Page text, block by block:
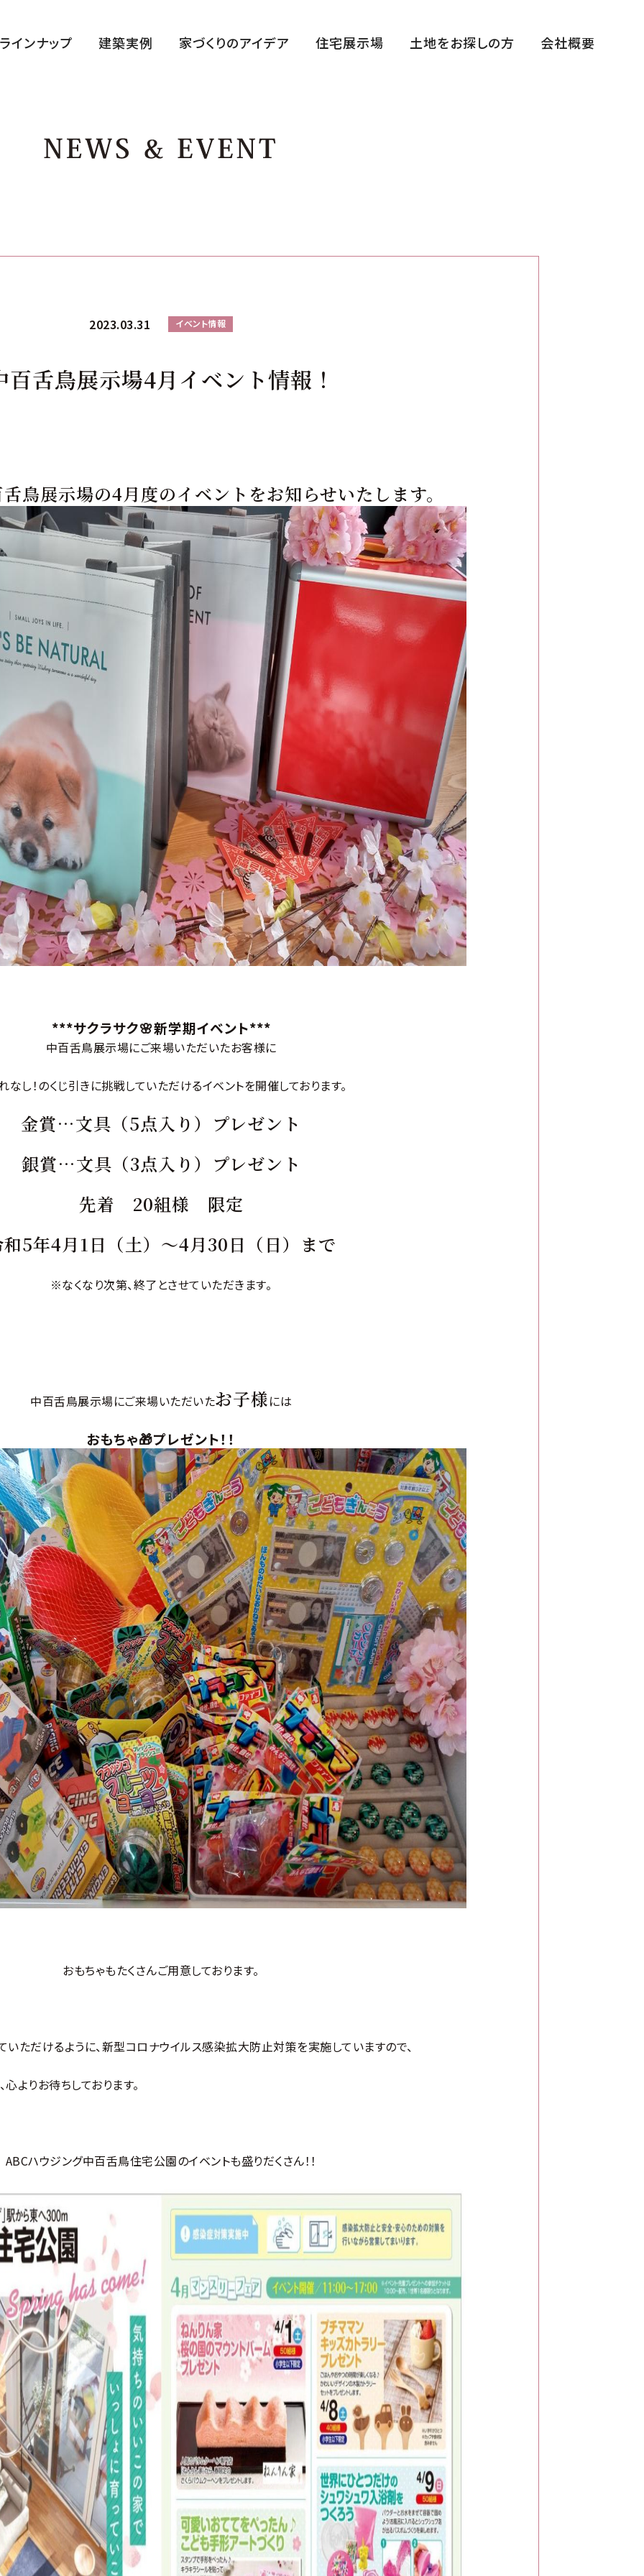
インナップ 建築実例 家づくりのアイデア 住宅展示場 土地をお探しの方 会社概要
2023.03.31 イベント情報
百舌鳥展示場4月イベント情報！
鳥展示場の4月度のイベントをお知らせいたします。
***サクラサク🌸新学期イベント***
中百舌鳥展示場にご来場いただいたお客様に
なし！のくじ引きに挑戦していただけるイベントを開催しております。
金賞…文具（5点入り）プレゼント
銀賞…文具（3点入り）プレゼント
先着 20組様 限定
5年4月1日（土）～4月30日（日）まで
※なくなり次第、終了とさせていただきます。
中百舌鳥展示場にご来場いただいたお子様には
おもちゃ🎁プレゼント！！
おもちゃもたくさんご用意しております。
いただけるように、新型コロナウイルス感染拡大防止対策を実施していますので、
よりお待ちしております。
ABCハウジング中百舌鳥住宅公園のイベントも盛りだくさん！！